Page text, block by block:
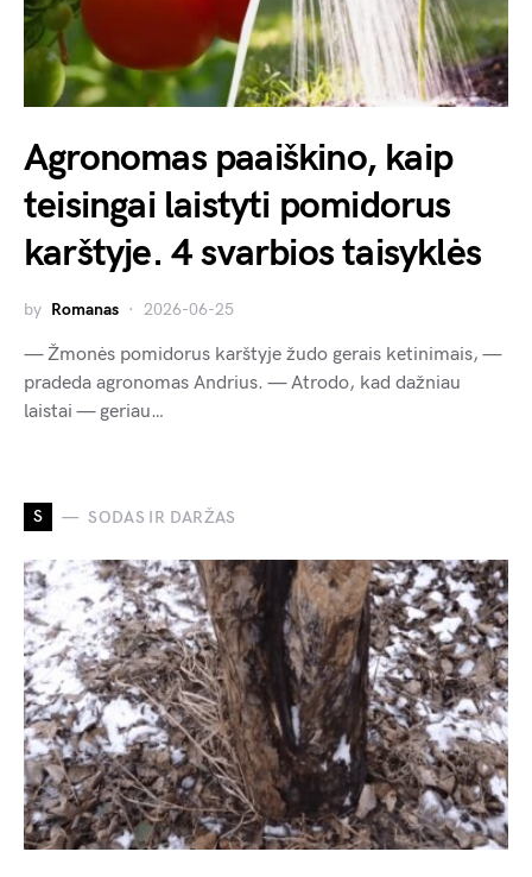
Agronomas paaiškino, kaip
teisingai laistyti pomidorus
karštyje. 4 svarbios taisyklės
by Romanas 2026-06-25
— Žmonės pomidorus karštyje žudo gerais ketinimais, —
pradeda agronomas Andrius. — Atrodo, kad dažniau
laistai — geriau…
S SODAS IR DARŽAS